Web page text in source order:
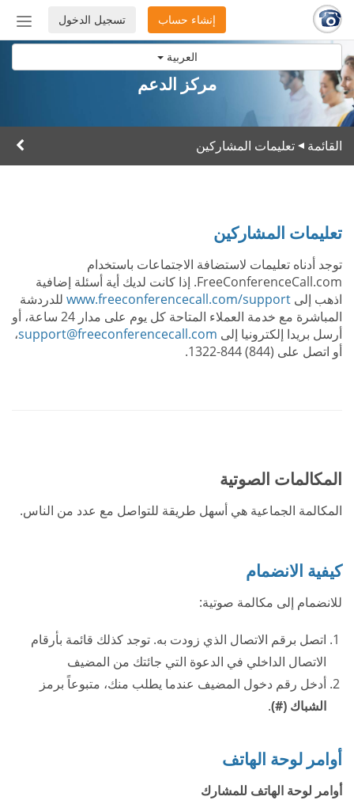
العربية
أو
تسجيل الدخول إنشاء حساب
مركز الدعم
القائمة ▸ تعليمات المشاركين
تعليمات المشاركين
توجد أدناه تعليمات لاستضافة الاجتماعات باستخدام
FreeConferenceCall.com. إذا كانت لديك أية أسئلة إضافية
اذهب إلى www.freeconferencecall.com/support للدردشة
المباشرة مع خدمة العملاء المتاحة كل يوم على مدار 24 ساعة، أو
أرسل بريدا إلكترونيا إلى support@freeconferencecall.com،
أو اتصل على (844) 844-1322.
المكالمات الصوتية
المكالمة الجماعية هي أسهل طريقة للتواصل مع عدد من الناس.
كيفية الانضمام
للانضمام إلى مكالمة صوتية:
اتصل برقم الاتصال الذي زودت به. توجد كذلك قائمة بأرقام
الاتصال الداخلي في الدعوة التي جائتك من المضيف
أدخل رقم دخول المضيف عندما يطلب منك، متبوعاً برمز
الشباك (#).
أوامر لوحة الهاتف
أوامر لوحة الهاتف للمشارك